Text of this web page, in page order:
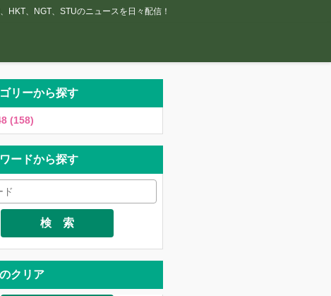
HKT、NGT、STUのニュースを日々配信！
リーから探す
(158)
ードから探す
検 索
クリア